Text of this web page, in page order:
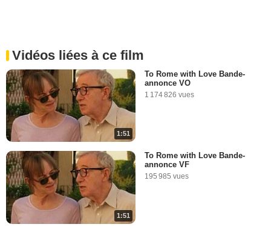
Vidéos liées à ce film
1:51
To Rome with Love Bande-
annonce VO
1 174 826 vues
1:51
To Rome with Love Bande-
annonce VF
195 985 vues